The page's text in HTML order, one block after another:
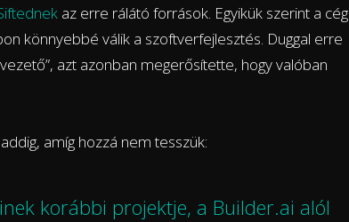
az erre rálátó források. Egyikük szerint a cég
könnyebbé válik a szoftverfejlesztés. Duggal erre
azt azonban megerősítette, hogy valóban
amíg hozzá nem tesszük:
korábbi projektje, a Builder.ai alól